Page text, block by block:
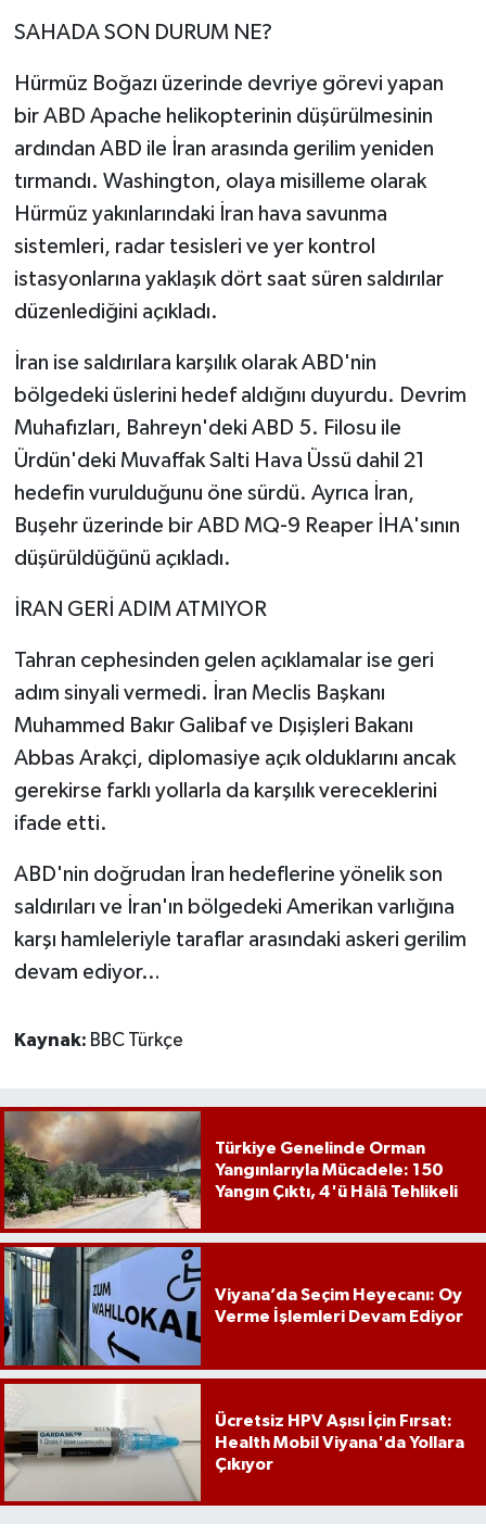
SAHADA SON DURUM NE?
Hürmüz Boğazı üzerinde devriye görevi yapan
bir ABD Apache helikopterinin düşürülmesinin
ardından ABD ile İran arasında gerilim yeniden
tırmandı. Washington, olaya misilleme olarak
Hürmüz yakınlarındaki İran hava savunma
sistemleri, radar tesisleri ve yer kontrol
istasyonlarına yaklaşık dört saat süren saldırılar
düzenlediğini açıkladı.
İran ise saldırılara karşılık olarak ABD'nin
bölgedeki üslerini hedef aldığını duyurdu. Devrim
Muhafızları, Bahreyn'deki ABD 5. Filosu ile
Ürdün'deki Muvaffak Salti Hava Üssü dahil 21
hedefin vurulduğunu öne sürdü. Ayrıca İran,
Buşehr üzerinde bir ABD MQ-9 Reaper İHA'sının
düşürüldüğünü açıkladı.
İRAN GERİ ADIM ATMIYOR
Tahran cephesinden gelen açıklamalar ise geri
adım sinyali vermedi. İran Meclis Başkanı
Muhammed Bakır Galibaf ve Dışişleri Bakanı
Abbas Arakçi, diplomasiye açık olduklarını ancak
gerekirse farklı yollarla da karşılık vereceklerini
ifade etti.
ABD'nin doğrudan İran hedeflerine yönelik son
saldırıları ve İran'ın bölgedeki Amerikan varlığına
karşı hamleleriyle taraflar arasındaki askeri gerilim
devam ediyor…
Kaynak: BBC Türkçe
Türkiye Genelinde Orman
Yangınlarıyla Mücadele: 150
Yangın Çıktı, 4'ü Hâlâ Tehlikeli
Viyana’da Seçim Heyecanı: Oy
Verme İşlemleri Devam Ediyor
Ücretsiz HPV Aşısı İçin Fırsat:
Health Mobil Viyana'da Yollara
Çıkıyor